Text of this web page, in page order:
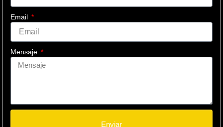
Email
Mensaje
Enviar